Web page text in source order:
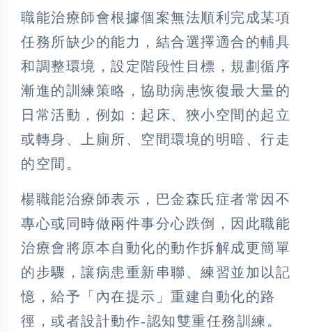
職能治療師會根據個案無法順利完成某項
任務所缺少的能力，結合選擇適合的輔具
和調整環境，設定階段性目標，規劃循序
漸進的訓練策略，協助病患恢復最大量的
日常活動，例如：起床、狹小空間的起立
或轉身、上廁所、空間環境的明暗、行走
的空間。
楊職能治療師表示，巴金森氏症者常因不
專心或同時做兩件事分心跌倒，因此職能
治療會將原本自動化的動作拆解成更簡單
的步驟，讓病患重新串聯、練習並加以記
憶，給予「內在提示」重建自動化的路
徑，或者設計動作-認知雙重任務訓練。